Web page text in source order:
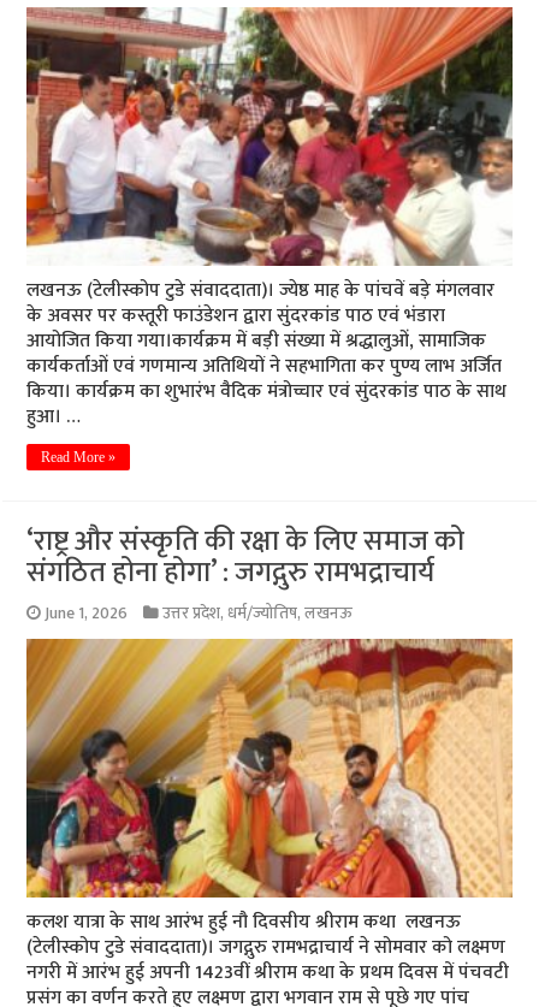
लखनऊ (टेलीस्कोप टुडे संवाददाता)। ज्येष्ठ माह के पांचवें बड़े मंगलवार
के अवसर पर कस्तूरी फाउंडेशन द्वारा सुंदरकांड पाठ एवं भंडारा
आयोजित किया गया।कार्यक्रम में बड़ी संख्या में श्रद्धालुओं, सामाजिक
कार्यकर्ताओं एवं गणमान्य अतिथियों ने सहभागिता कर पुण्य लाभ अर्जित
किया। कार्यक्रम का शुभारंभ वैदिक मंत्रोच्चार एवं सुंदरकांड पाठ के साथ
हुआ। …
Read More »
‘राष्ट्र और संस्कृति की रक्षा के लिए समाज को
संगठित होना होगा’ : जगद्गुरु रामभद्राचार्य
June 1, 2026 उत्तर प्रदेश, धर्म/ज्योतिष,लखनऊ
कलश यात्रा के साथ आरंभ हुई नौ दिवसीय श्रीराम कथा लखनऊ
(टेलीस्कोप टुडे संवाददाता)। जगद्गुरु रामभद्राचार्य ने सोमवार को लक्ष्मण
नगरी में आरंभ हुई अपनी 1423वीं श्रीराम कथा के प्रथम दिवस में पंचवटी
प्रसंग का वर्णन करते हुए लक्ष्मण द्वारा भगवान राम से पूछे गए पांच